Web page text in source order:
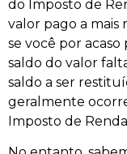
do Imposto de
valor pago a mais
se você por
saldo do valor
saldo a ser
geralmente
Imposto de